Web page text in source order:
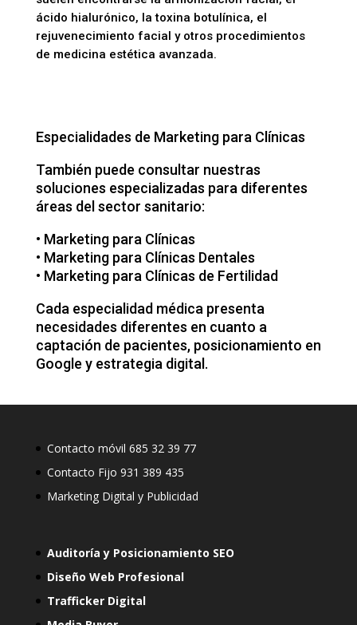
ácido hialurónico, la toxina botulínica, el
rejuvenecimiento facial y otros procedimientos
de medicina estética avanzada.
Especialidades de Marketing para Clínicas
También puede consultar nuestras
soluciones especializadas para diferentes
áreas del sector sanitario:
• Marketing para Clínicas
• Marketing para Clínicas Dentales
• Marketing para Clínicas de Fertilidad
Cada especialidad médica presenta
necesidades diferentes en cuanto a
captación de pacientes, posicionamiento en
Google y estrategia digital.
Contacto móvil 685 32 39 77
Contacto Fijo 931 389 435
Marketing Digital y Publicidad
Auditoría y Posicionamiento SEO
Diseño Web Profesional
Trafficker Digital